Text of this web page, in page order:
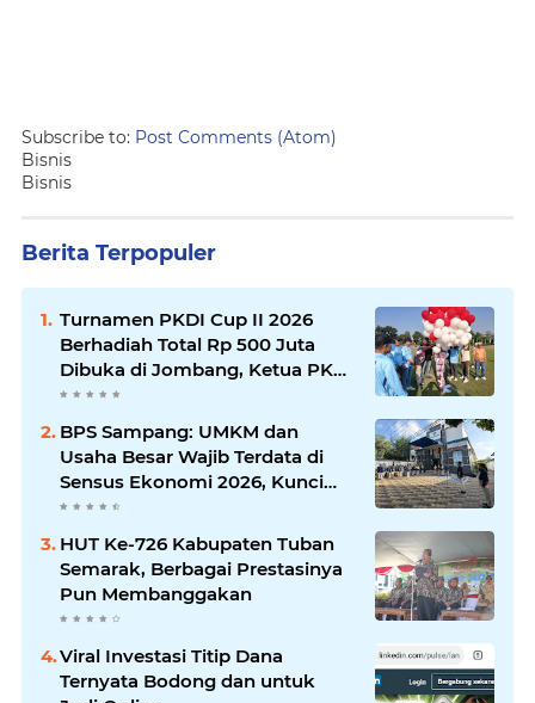
Subscribe to: Post Comments (Atom)
Bisnis
Bisnis
Berita Terpopuler
Turnamen PKDI Cup II 2026
Berhadiah Total Rp 500 Juta
Dibuka di Jombang, Ketua PKDI
Jatim Syaifullah Mahdi: Ajang
Komunikasi Antar-Kades untuk
Memajukan Desa
BPS Sampang: UMKM dan
Usaha Besar Wajib Terdata di
Sensus Ekonomi 2026, Kunci
Kebijakan Tepat Sasaran
HUT Ke-726 Kabupaten Tuban
Semarak, Berbagai Prestasinya
Pun Membanggakan
Viral Investasi Titip Dana
Ternyata Bodong dan untuk